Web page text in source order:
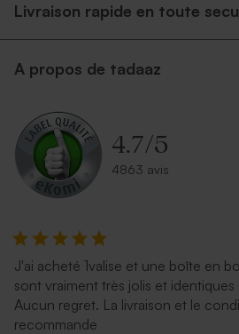
Livraison rapide en toute
A propos de tadaaz
4.7/5
4863 avis
J'ai acheté 1valise et une boîte en
sont vraiment très jolis et
Aucun regret. La livraison et le
recommande